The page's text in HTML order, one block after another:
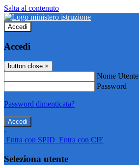
Salta al contenuto
Accedi
Accedi
button close ×
Nome Utente
Password
Password dimenticata?
-
Entra con SPID Entra con CIE
Seleziona utente